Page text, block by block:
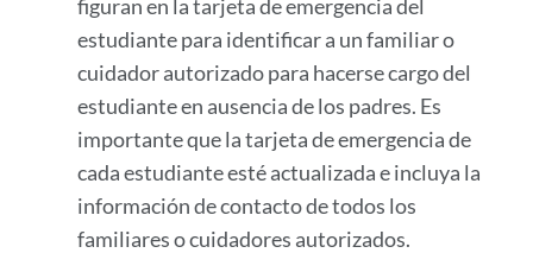
figuran en la tarjeta de emergencia del
estudiante para identificar a un familiar o
cuidador autorizado para hacerse cargo del
estudiante en ausencia de los padres. Es
importante que la tarjeta de emergencia de
cada estudiante esté actualizada e incluya la
información de contacto de todos los
familiares o cuidadores autorizados.